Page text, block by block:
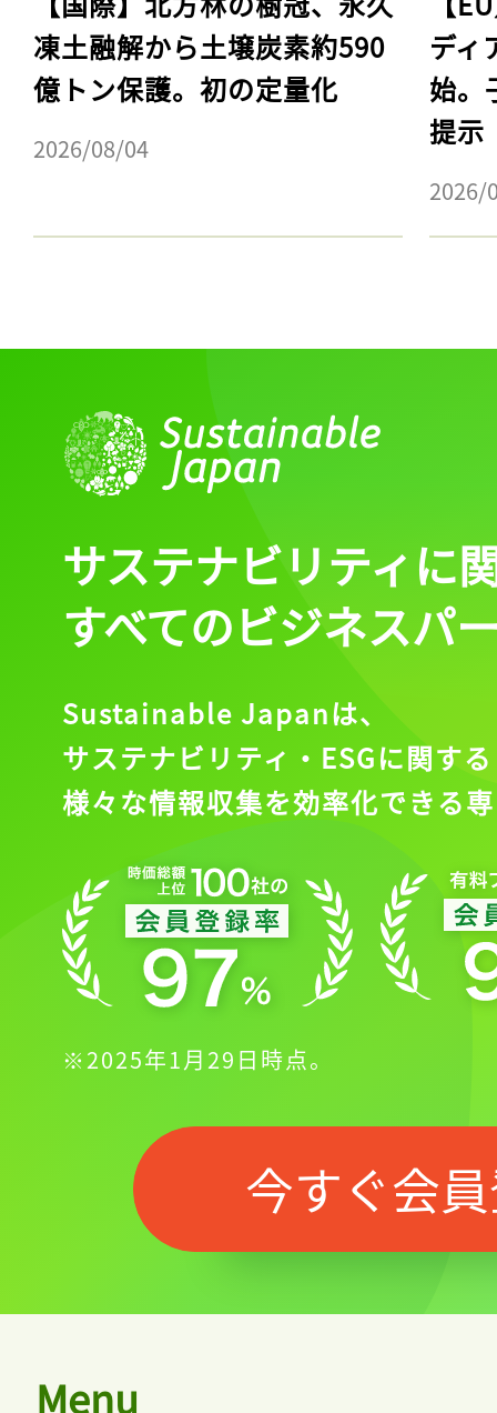
凍土融解から土壌炭素約590
億トン保護。初の定量化
2026/08/04
ディ
始。
提示
2026/
記事をお気に入りに
ログインが必
ログイン
サステナビリティに
すべてのビジネスパ
Sustainable Japanは、
サステナビリティ・ESGに関する
様々な情報収集を効率化できる
※2025年1月29日時点。
今すぐ会
Menu